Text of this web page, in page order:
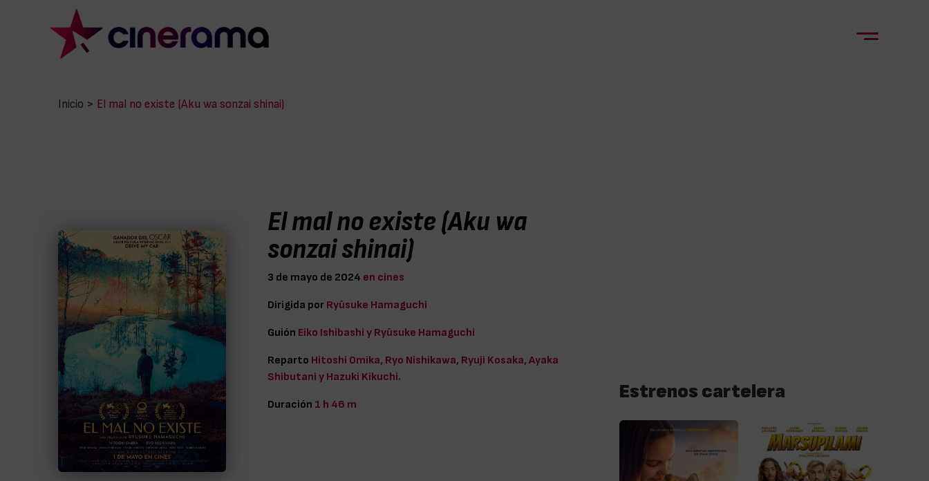
Inicio > El mal no existe (Aku wa sonzai shinai)
El mal no existe (Aku wa
sonzai shinai)
3 de mayo de 2024 en cines
Dirigida por Ryûsuke Hamaguchi
Guión Eiko Ishibashi y Ryûsuke Hamaguchi
Reparto Hitoshi Omika, Ryo Nishikawa, Ryuji Kosaka, Ayaka
Shibutani y Hazuki Kikuchi.
Duración 1 h 46 m
Estrenos cartelera